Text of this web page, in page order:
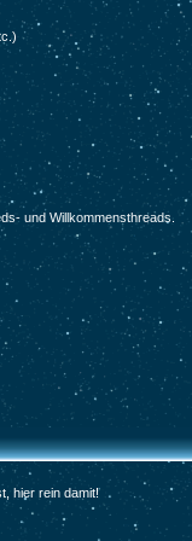
und Willkommensthreads.
hier rein damit!